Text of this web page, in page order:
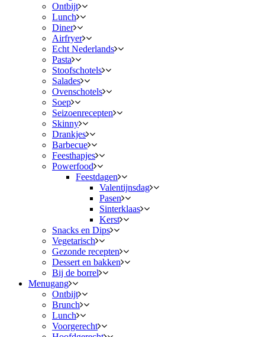
Ontbijt
Lunch
Diner
Airfryer
Echt Nederlands
Pasta
Stoofschotels
Salades
Ovenschotels
Soep
Seizoenrecepten
Skinny
Drankjes
Barbecue
Feesthapjes
Powerfood
Feestdagen
Valentijnsdag
Pasen
Sinterklaas
Kerst
Snacks en Dips
Vegetarisch
Gezonde recepten
Dessert en bakken
Bij de borrel
Menugang
Ontbijt
Brunch
Lunch
Voorgerecht